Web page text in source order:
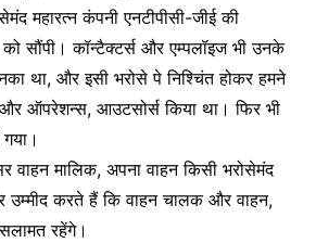
महारत्न कंपनी एनटीपीसी-जीई की
को सौंपी। कॉन्टैक्टर्स और एम्पलॉइज भी उनके
था, और इसी भरोसे पे निश्चिंत होकर हमने
ऑपरेशन्स, आउटसोर्स किया था। फिर भी
गया।
मालिक, अपना वाहन किसी भरोसेमंद
उम्मीद करते हैं कि वाहन चालक और वाहन,
रहेंगे।